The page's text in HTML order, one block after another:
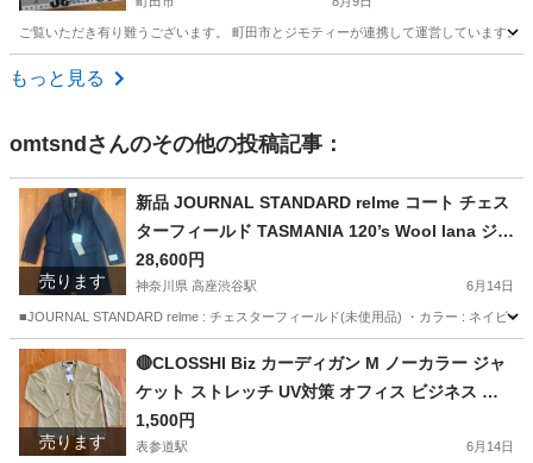
ご覧いただき有り難うございます。 町田市とジモティーが連携して運営していま
東京 町田市
もっと見る
omtsnd さんのその他の投稿記事：
売ります
新品 JOURNAL STANDARD relme コート チェス
ターフィールド TASMANIA 120’s Wool lana ジャ
ーナルスタンダード ネイビー 紺 M 2ボタン 本切
羽
28,600円
神奈川県 高座渋谷駅 6月14日
■JOURNAL STANDARD relme : チェスターフィールド(未使用品) ・カラー : ネイビー
神奈川 大和市 服/ファッション
チェスターフィールド
売ります
🔴CLOSSHI Biz カーディガン M ノーカラー ジャ
ケット ストレッチ UV対策 オフィス ビジネス カ
ジュアル ON OFF ストレッチ ベージュ クールビ
ズ
1,500円
表参道駅 6月14日